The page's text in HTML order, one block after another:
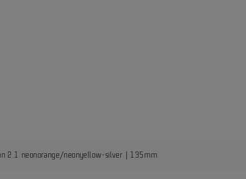
2.1 neonorange/neonyellow-silver | 135mm